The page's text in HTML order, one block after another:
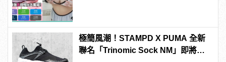
極簡風潮！STAMPD X PUMA 全新
聯名「Trinomic Sock NM」即將上